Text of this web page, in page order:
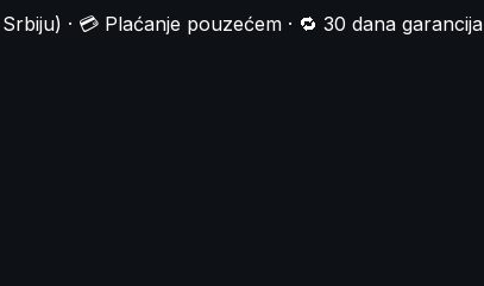
· 💳 Plaćanje pouzećem · 🔁 30 dana garancija